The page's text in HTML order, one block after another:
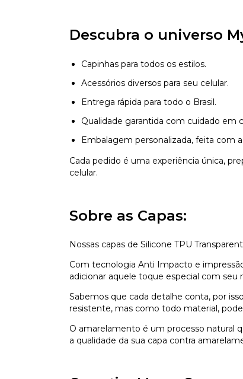
Descubra o universo
Capinhas para todos os estilos.
Acessórios diversos para seu celular.
Entrega rápida para todo o Brasil.
Qualidade garantida com cuidado em
Embalagem personalizada, feita com
Cada pedido é uma experiência única,
celular.
Sobre as Capas:
Nossas capas de Silicone TPU
Com tecnologia Anti Impacto e
adicionar aquele toque especial com
Sabemos que cada detalhe conta, por
resistente, mas como todo material,
O amarelamento é um processo natural
a qualidade da sua capa contra